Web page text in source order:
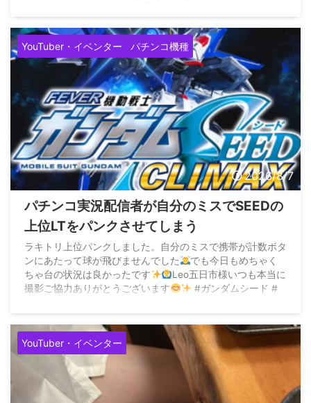
YouTuber・イベンター パチンコ機種
2026/8/7
パチンコ実況配信者が自分のミスでSEEDの
上位LTをパンクさせてしまう
ラキトリ上位パンクしました。自分のミスで携帯が計数ボタ
ンにあたって球が飛びませんでした
でも今日もめちゃく
ちゃ台の状況は良かったです
Leo五日市様いつも本当に
撮影ご協力ありがとうございます
#ガンダムシード #
YouTuber・イベンター